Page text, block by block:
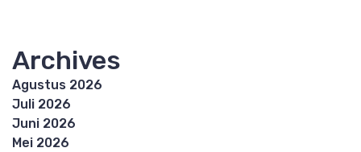
Archives
Agustus 2026
Juli 2026
Juni 2026
Mei 2026